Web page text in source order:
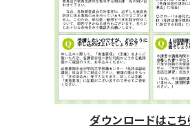
ダウンロードはこち